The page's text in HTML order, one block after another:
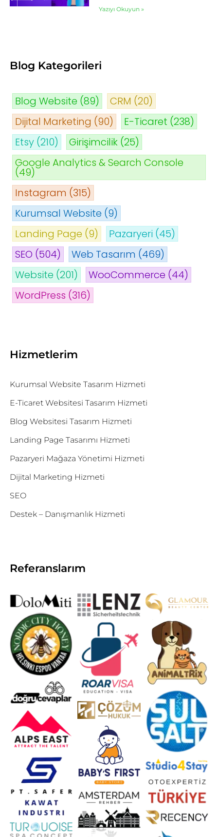
Yazıyı Okuyun »
Blog Kategorileri
Blog Website (89) CRM (20)
Dijital Marketing (90) E-Ticaret (238)
Etsy (210) Girişimcilik (25)
Google Analytics & Search Console
(49)
Instagram (315)
Kurumsal Website (9)
Landing Page (9) Pazaryeri (45)
SEO (504) Web Tasarım (469)
Website (201) WooCommerce (44)
WordPress (316)
Hizmetlerim
Kurumsal Website Tasarım Hizmeti
E-Ticaret Websitesi Tasarım Hizmeti
Blog Websitesi Tasarım Hizmeti
Landing Page Tasarımı Hizmeti
Pazaryeri Mağaza Yönetimi Hizmeti
Dijital Marketing Hizmeti
SEO
Destek – Danışmanlık Hizmeti
Referanslarım